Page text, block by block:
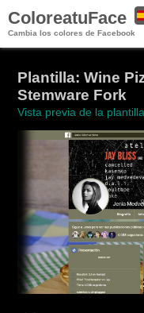
ColoreatuFace
Cambia los colores de Facebook
Plantilla: Wine
Stemware Fork
Vista previa de la